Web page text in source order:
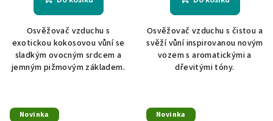
Osvěžovač vzduchu s
exotickou kokosovou vůní se
sladkým ovocným srdcem a
jemným pižmovým základem.
Osvěžovač vzduchu s čistou a
svěží vůní inspirovanou novým
vozem s aromatickými a
dřevitými tóny.
Novinka Novinka